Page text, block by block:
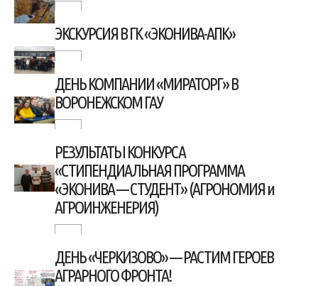
ЭКСКУРСИЯ В ГК «ЭКОНИВА-АПК»
ДЕНЬ КОМПАНИИ «МИРАТОРГ» В
ВОРОНЕЖСКОМ ГАУ
РЕЗУЛЬТАТЫ КОНКУРСА
«СТИПЕНДИАЛЬНАЯ ПРОГРАММА
«ЭКОНИВА — СТУДЕНТ» (АГРОНОМИЯ и
АГРОИНЖЕНЕРИЯ)
ДЕНЬ «ЧЕРКИЗОВО» — РАСТИМ ГЕРОЕВ
АГРАРНОГО ФРОНТА!